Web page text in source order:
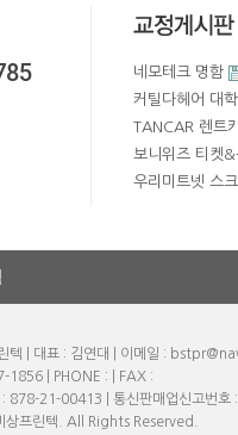
네모테크 명함
커틸다헤어 대
TANCAR 렌트
보니위즈 티켓
우리미트넷 스
텍 | 대표 : 김연대 | 이메일 :
1856 | PHONE : | FAX :
: 878-21-00413 | 통신판매업신고번
프린텍. All Rights Reserved.